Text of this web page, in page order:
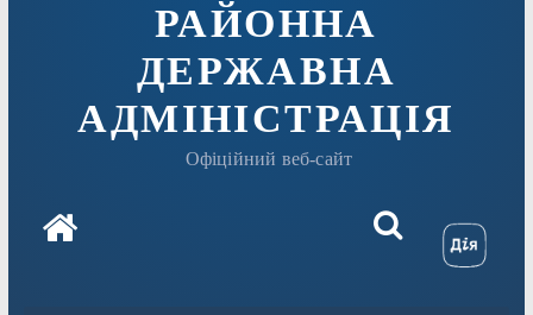
РАЙОННА
ДЕРЖАВНА
АДМІНІСТРАЦІЯ
Офіційний веб-сайт